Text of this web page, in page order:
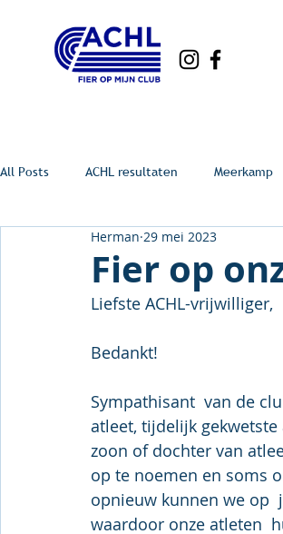
All Posts ACHL resultaten Meerkamp
Fier op
Herman 29 mei 2023
Liefste ACHL-vrijwilliger,
Bedankt!
Sympathisant  van de
atleet, tijdelijk
zoon of dochter van
op te noemen en soms
opnieuw kunnen we op
waardoor onze atleten